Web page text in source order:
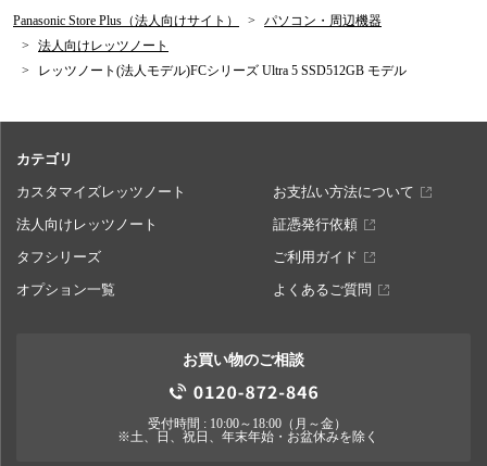
Panasonic Store Plus（法人向けサイト）
パソコン・周辺機器
法人向けレッツノート
レッツノート(法人モデル)FCシリーズ Ultra 5 SSD512GB モデル
カテゴリ
カスタマイズレッツノート
お支払い方法について
法人向けレッツノート
証憑発行依頼
タフシリーズ
ご利用ガイド
オプション一覧
よくあるご質問
お買い物のご相談
受付時間 : 10:00～18:00（月～金）
※土、日、祝日、年末年始・お盆休みを除く